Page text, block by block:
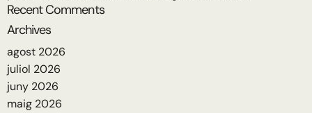
Recent Comments
Archives
agost 2026
juliol 2026
juny 2026
maig 2026